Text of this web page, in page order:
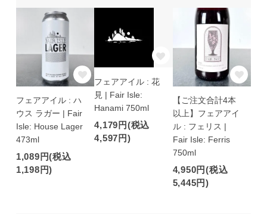
フェアアイル : ハ
ウス ラガー | Fair
Isle: House Lager
473ml
1,089円(税込
1,198円)
フェアアイル : 花
見 | Fair Isle:
Hanami 750ml
4,179円(税込
4,597円)
【ご注文合計4本
以上】フェアアイ
ル : フェリス |
Fair Isle: Ferris
750ml
4,950円(税込
5,445円)